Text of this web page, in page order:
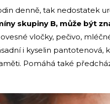
denně, tak nedostatek
skupiny B, může být
vločky, pečivo,
i kyselin pantotenová,
Pomáhá také